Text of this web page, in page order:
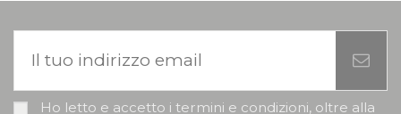
Ho letto e accetto i termini e condizioni, oltre alla